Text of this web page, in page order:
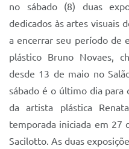
Parque Escola
Quadra Fiscal
Sistema Colab
Autarquias
no sábado (8) duas
dedicados às artes visuais
a encerrar seu período de
plástico Bruno Novaes,
desde 13 de maio no
sábado é o último dia para
da artista plástica
temporada iniciada em 27
Sacilotto. As duas